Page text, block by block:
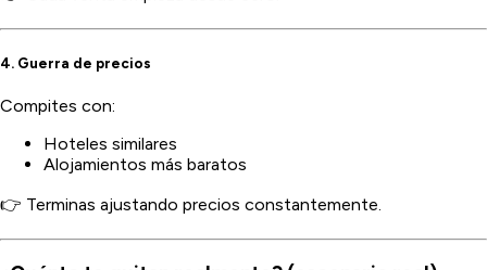
4. Guerra de precios
Compites con:
Hoteles similares
Alojamientos más baratos
👉 Terminas ajustando precios constantemente.